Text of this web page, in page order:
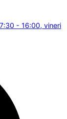
- 16:00, vineri